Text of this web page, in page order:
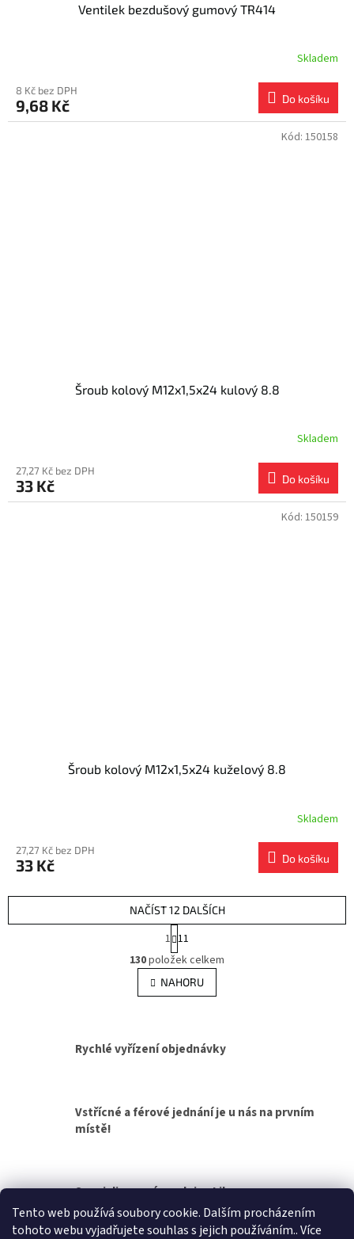
Tento web používá soubory cookie. Dalším procházením
tohoto webu vyjadřujete souhlas s jejich používáním.. Více
Ventilek bezdušový gumový TR414
Skladem
8 Kč bez DPH
9,68 Kč Do košíku
Šroub kolový M12x1,5x24 kulový 8.8
Skladem
27,27 Kč bez DPH
33 Kč Do košíku
Kód: 150158
Šroub kolový M12x1,5x24 kuželový 8.8
Skladem
27,27 Kč bez DPH
33 Kč Do košíku
Kód: 150159
O
v
l
á
c
í
k
p
i
s
u
NAČÍST 12 DALŠÍCH
t
r
á
n
k
n
1 11
130položek celkem
NAHORU
Rychlé vyřízení objednávky
Vstřícné a férové jednání je u nás na prvním
místě!
Specializovaná prodejna Liberec